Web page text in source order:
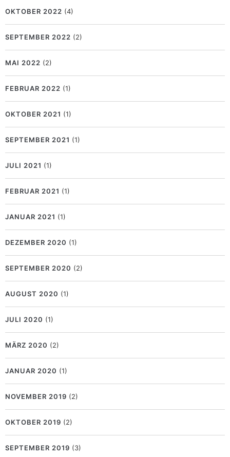
OKTOBER 2022 (4)
SEPTEMBER 2022 (2)
MAI 2022 (2)
FEBRUAR 2022 (1)
OKTOBER 2021 (1)
SEPTEMBER 2021 (1)
JULI 2021 (1)
FEBRUAR 2021 (1)
JANUAR 2021 (1)
DEZEMBER 2020 (1)
SEPTEMBER 2020 (2)
AUGUST 2020 (1)
JULI 2020 (1)
MÄRZ 2020 (2)
JANUAR 2020 (1)
NOVEMBER 2019 (2)
OKTOBER 2019 (2)
SEPTEMBER 2019 (3)